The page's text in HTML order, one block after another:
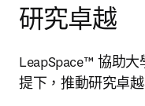
研究卓越
LeapSpace™ 協助
提下，推動研究卓